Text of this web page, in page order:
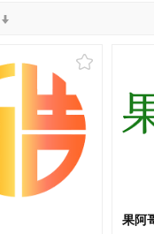
果阿